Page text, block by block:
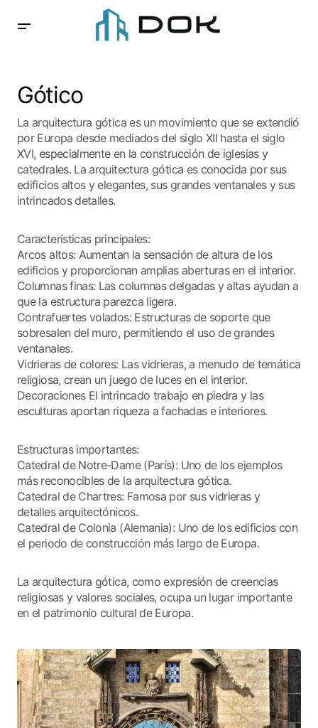
Gótico
La arquitectura gótica es un movimiento que se extendió
por Europa desde mediados del siglo XII hasta el siglo
XVI, especialmente en la construcción de iglesias y
catedrales. La arquitectura gótica es conocida por sus
edificios altos y elegantes, sus grandes ventanales y sus
intrincados detalles.
Características principales:
Arcos altos: Aumentan la sensación de altura de los
edificios y proporcionan amplias aberturas en el interior.
Columnas finas: Las columnas delgadas y altas ayudan a
que la estructura parezca ligera.
Contrafuertes volados: Estructuras de soporte que
sobresalen del muro, permitiendo el uso de grandes
ventanales.
Vidrieras de colores: Las vidrieras, a menudo de temática
religiosa, crean un juego de luces en el interior.
Decoraciones El intrincado trabajo en piedra y las
esculturas aportan riqueza a fachadas e interiores.
Estructuras importantes:
Catedral de Notre-Dame (París): Uno de los ejemplos
más reconocibles de la arquitectura gótica.
Catedral de Chartres: Famosa por sus vidrieras y
detalles arquitectónicos.
Catedral de Colonia (Alemania): Uno de los edificios con
el periodo de construcción más largo de Europa.
La arquitectura gótica, como expresión de creencias
religiosas y valores sociales, ocupa un lugar importante
en el patrimonio cultural de Europa.